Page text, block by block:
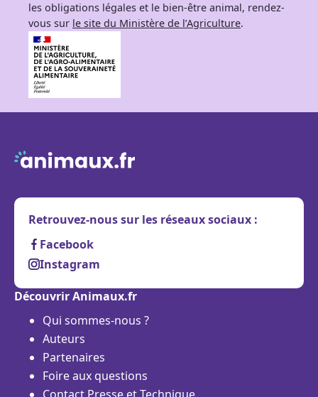
les obligations légales et le bien-être animal, rendez-
vous sur le site du Ministère de l’Agriculture.
Retrouvez-nous sur les réseaux sociaux :
Facebook
Instagram
Découvrir Animaux.fr
Qui sommes-nous ?
Auteurs
Partenaires
Foire aux questions